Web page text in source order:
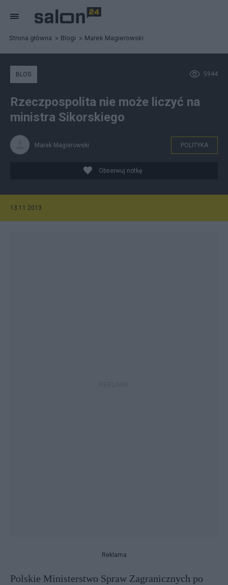
Strona główna Blogi Marek Magierowski
5944
BLOG
Rzeczpospolita nie może liczyć na
ministra Sikorskiego
Marek Magierowski POLITYKA
Obserwuj notkę
13.11.2013
Reklama
Polskie Ministerstwo Spraw Zagranicznych po